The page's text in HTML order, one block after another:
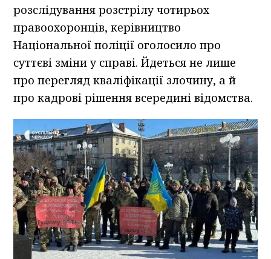
розслідування розстрілу чотирьох
правоохоронців, керівництво
Національної поліції оголосило про
суттєві зміни у справі. Йдеться не лише
про перегляд кваліфікації злочину, а й
про кадрові рішення всередині відомства.